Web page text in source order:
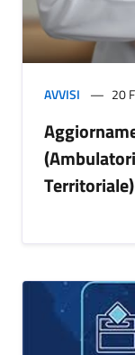
AVVISI 20
Territoriale)